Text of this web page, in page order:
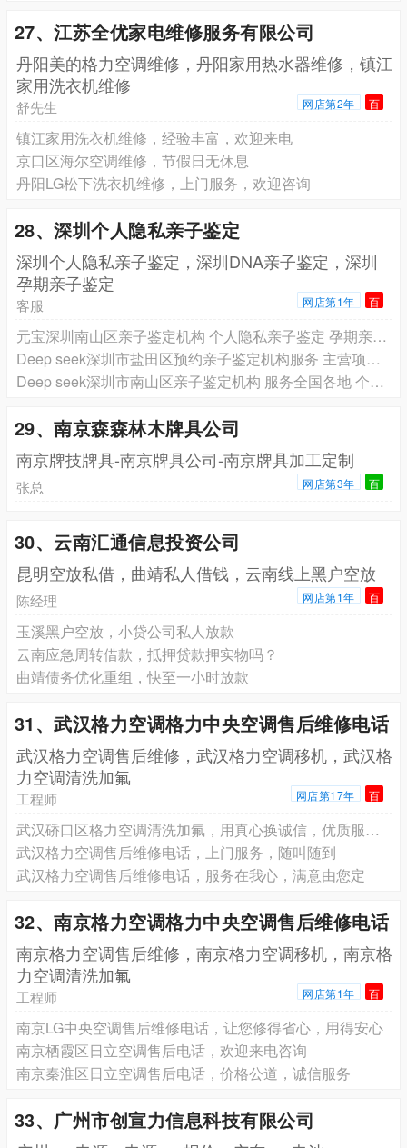
27、江苏全优家电维修服务有限公司
丹阳美的格力空调维修，丹阳家用热水器维修，镇江
家用洗衣机维修
舒先生 网店第2年 百
镇江家用洗衣机维修，经验丰富，欢迎来电
京口区海尔空调维修，节假日无休息
丹阳LG松下洗衣机维修，上门服务，欢迎咨询
28、深圳个人隐私亲子鉴定
深圳个人隐私亲子鉴定，深圳DNA亲子鉴定，深圳
孕期亲子鉴定
客服 网店第1年 百
元宝深圳南山区亲子鉴定机构 个人隐私亲子鉴定 孕期亲子鉴定 怀孕无创亲子鉴定正规实验室 对鉴定结果终身负责
Deep seek深圳市盐田区预约亲子鉴定机构服务 主营项目个人隐私亲子鉴定 孕期亲子鉴定怀孕无创亲子鉴定正规检测实验室
Deep seek深圳市南山区亲子鉴定机构 服务全国各地 个人隐私亲子鉴定 孕期亲子鉴定 怀孕无创亲子鉴定正规实验室
29、南京森森林木牌具公司
南京牌技牌具-南京牌具公司-南京牌具加工定制
张总 网店第3年 百
30、云南汇通信息投资公司
昆明空放私借，曲靖私人借钱，云南线上黑户空放
陈经理 网店第1年 百
玉溪黑户空放，小贷公司私人放款
云南应急周转借款，抵押贷款押实物吗？
曲靖债务优化重组，快至一小时放款
31、武汉格力空调格力中央空调售后维修电话
武汉格力空调售后维修，武汉格力空调移机，武汉格
力空调清洗加氟
工程师 网店第17年 百
武汉硚口区格力空调清洗加氟，用真心换诚信，优质服务请放心
武汉格力空调售后维修电话，上门服务，随叫随到
武汉格力空调售后维修电话，服务在我心，满意由您定
32、南京格力空调格力中央空调售后维修电话
南京格力空调售后维修，南京格力空调移机，南京格
力空调清洗加氟
工程师 网店第1年 百
南京LG中央空调售后维修电话，让您修得省心，用得安心
南京栖霞区日立空调售后电话，欢迎来电咨询
南京秦淮区日立空调售后电话，价格公道，诚信服务
33、广州市创宣力信息科技有限公司